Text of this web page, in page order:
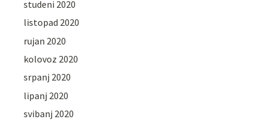
studeni 2020
listopad 2020
rujan 2020
kolovoz 2020
srpanj 2020
lipanj 2020
svibanj 2020